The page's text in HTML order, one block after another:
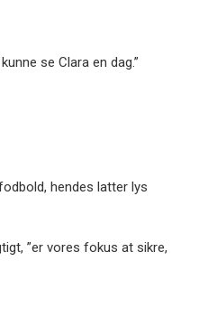
se Clara en dag.”
hendes latter lys
”er vores fokus at sikre,